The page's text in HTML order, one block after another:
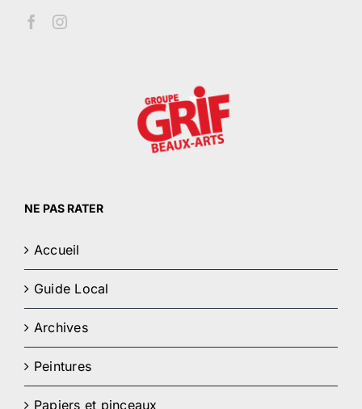
NE PAS RATER
Accueil
Guide Local
Archives
Peintures
Papiers et pinceaux